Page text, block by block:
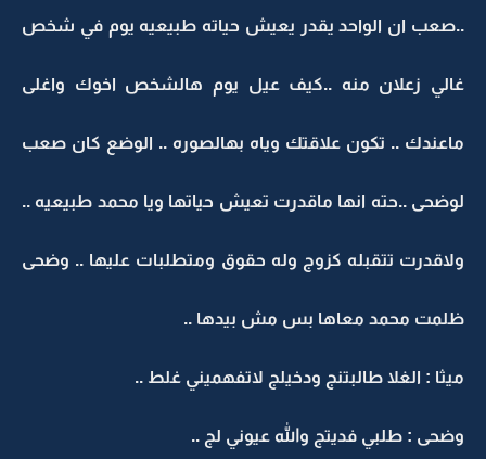
..صعب ان الواحد يقدر يعيش حياته طبيعيه يوم في شخص
غالي زعلان منه ..كيف عيل يوم هالشخص اخوك واغلى
ماعندك .. تكون علاقتك وياه بهالصوره .. الوضع كان صعب
لوضحى ..حته انها ماقدرت تعيش حياتها ويا محمد طبيعيه ..
ولاقدرت تتقبله كزوج وله حقوق ومتطلبات عليها .. وضحى
ظلمت محمد معاها بس مش بيدها ..
ميثا : الغلا طالبتنج ودخيلج لاتفهميني غلط ..
وضحى : طلبي فديتج والله عيوني لج ..